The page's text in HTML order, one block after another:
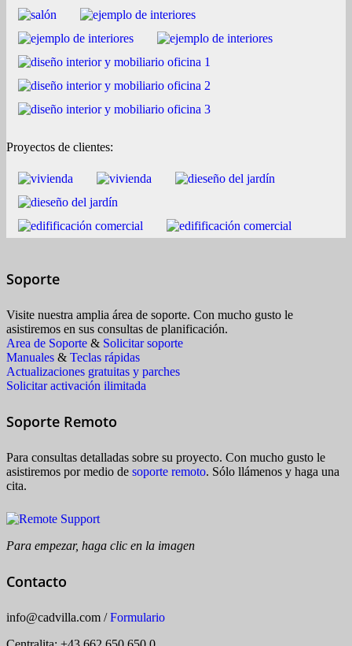
Proyectos de clientes:
Soporte
Visite nuestra amplia área de soporte. Con mucho gusto le
asistiremos en sus consultas de planificación.
Area de Soporte & Solicitar soporte
Manuales & Teclas rápidas
Actualizaciones gratuitas y parches
Solicitar activación ilimitada
Soporte Remoto
Para consultas detalladas sobre su proyecto. Con mucho gusto le
asistiremos por medio de soporte remoto. Sólo llámenos y haga una
cita.
Para empezar, haga clic en la imagen
Contacto
info@cadvilla.com /Formulario